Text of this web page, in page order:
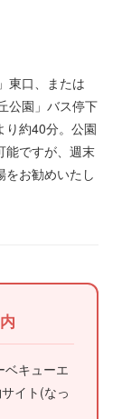
東口、または
公園」バス停下
り約40分。公園
能ですが、週末
をお勧めいたし
ベキューエ
イト(なっ